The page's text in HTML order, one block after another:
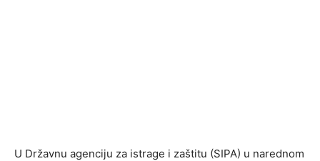
U Državnu agenciju za istrage i zaštitu (SIPA) u narednom